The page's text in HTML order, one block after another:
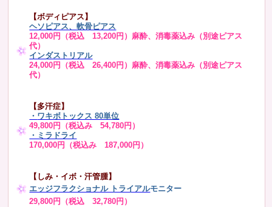
【ボディピアス】
ヘソピアス、軟骨ピアス
12,000円（税込 13,200円）麻酔、消毒薬込み（別途ピアス
代）
インダストリアル
24,000円（税込 26,400円）麻酔、消毒薬込み（別途ピアス
代）
【多汗症】
・ ワキボトックス 80単位
49,800円（税込み 54,780円）
・ミラドライ
170,000円（税込み 187,000円）
【しみ・イボ・汗管腫】
エッジフラクショナル トライアルモニター
29,800円（税込 32,780円）